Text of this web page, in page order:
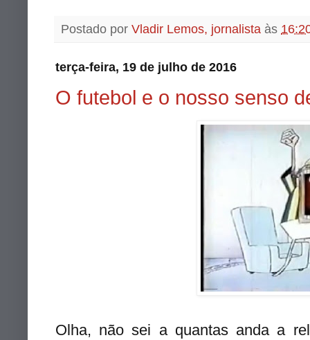
Postado por Vladir Lemos, jornalista às
terça-feira, 19 de julho de 2016
O futebol e o nosso senso
Olha, não sei a quantas anda a